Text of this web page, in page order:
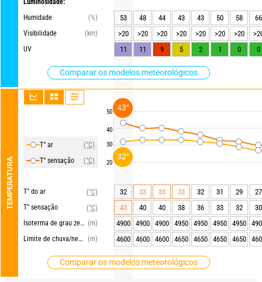
Luminosidade:
Humidade
(%)
Visibilidade
(km)
UV
Comparar os modelos meteorológicos
TEMPERATURA
T° ar
(°C)
T° sensação
(°C)
T° do ar
(°C)
T° sensação
(°C)
Isoterma de grau zero (m)
Limite de chuva/neve
(m)
Comparar os modelos meteorológicos
50
40
30
20
53 48 44 43 43 50 58
66
>20
>20 >20 >20 >20 >20 >20
11
11 9 5 2 1 0 0
32 33 33 33 32 31 29
27
43
40 40 38 36 33 32
30
4900
4900 4900 4950 4950 4950 4950
4600
4600 4600 4650 4650 4650 4650
32°
43°